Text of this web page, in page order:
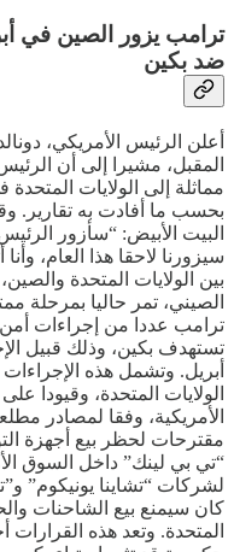
ترامب يزور الصين في
ضد بكين
أعلن الرئيس الأمريكي،
المقبل، مشيرا إلى أن
مماثلة إلى الولايات
بحسب ما أفادت به تقارير.
البيت الأبيض: “سأزور
سيزورنا لاحقا هذا العام،
بين الولايات المتحدة
الصيني، تمر حاليا بمرحلة
ترامب عددا من إجراءات أمن
تستهدف بكين، وذلك قبيل
أبريل. وتشمل هذه
الولايات المتحدة، وقيودا
الأمريكية، وفقا لمصادر
مقترحات لحظر بيع أجهزة
“تي بي لينك” داخل السوق
لشركات “تشاينا يونيكوم”
كان سيمنع بيع الشاحنات
المتحدة. وتعد هذه